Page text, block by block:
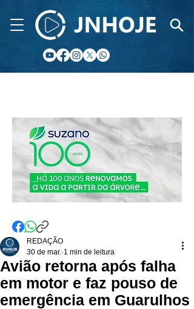
Avião retorna após falha
em motor e faz pouso de
emergência em Guarulhos
REDAÇÃO
30 de mar. 1 min de leitura